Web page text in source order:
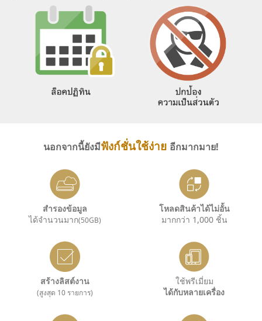
นอกจากนี้ยังมีฟังก์ชั่นใช้ง่าย อีกมากมาย!
สำรองข้อมูล
ได้จำนวนมาก(50GB)
โหลดสินค้าได้ไม่อั้น
มากกว่า 1,000 ชิ้น
สร้างลิสต์งาน
(สูงสุด 10 รายการ)
ใช้พรีเมี่ยม
ได้กับหลายเครื่อง